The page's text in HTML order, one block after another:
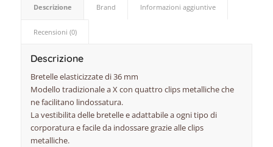
Descrizione Brand Informazioni aggiuntive
Recensioni (0)
Descrizione
Bretelle elasticizzate di 36 mm
Modello tradizionale a X con quattro clips metalliche che
ne facilitano lindossatura.
La vestibilita delle bretelle e adattabile a ogni tipo di
corporatura e facile da indossare grazie alle clips
metalliche.